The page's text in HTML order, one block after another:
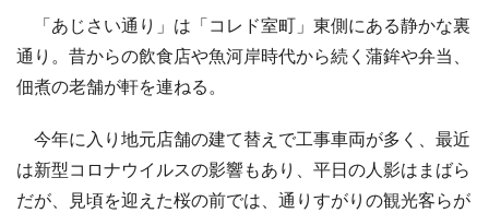
「あじさい通り」は「コレド室町」東側にある静かな裏
通り。昔からの飲食店や魚河岸時代から続く蒲鉾や弁当、
佃煮の老舗が軒を連ねる。
今年に入り地元店舗の建て替えで工事車両が多く、最近
は新型コロナウイルスの影響もあり、平日の人影はまばら
だが、見頃を迎えた桜の前では、通りすがりの観光客らが